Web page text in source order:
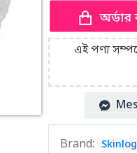
এই পণ্য
Brand: